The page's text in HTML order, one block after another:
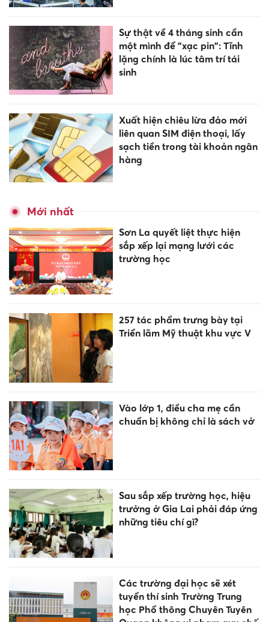
Sự thật về 4 tháng sinh cần
một mình để "xạc pin": Tĩnh
lặng chính là lúc tâm trí tái
sinh
Xuất hiện chiêu lừa đảo mới
liên quan SIM điện thoại, lấy
sạch tiền trong tài khoản ngân
hàng
Mới nhất
Sơn La quyết liệt thực hiện
sắp xếp lại mạng lưới các
trường học
257 tác phẩm trưng bày tại
Triển lãm Mỹ thuật khu vực V
Vào lớp 1, điều cha mẹ cần
chuẩn bị không chỉ là sách vở
Sau sắp xếp trường học, hiệu
trưởng ở Gia Lai phải đáp ứng
những tiêu chí gì?
Các trường đại học sẽ xét
tuyển thí sinh Trường Trung
học Phổ thông Chuyên Tuyên